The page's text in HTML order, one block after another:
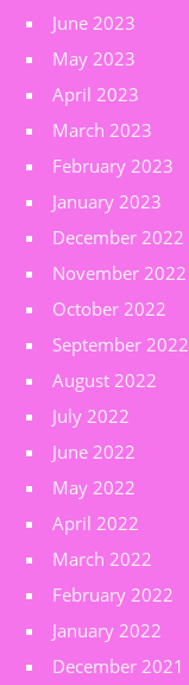
June 2023
May 2023
April 2023
March 2023
February 2023
January 2023
December 2022
November 2022
October 2022
September 2022
August 2022
July 2022
June 2022
May 2022
April 2022
March 2022
February 2022
January 2022
December 2021